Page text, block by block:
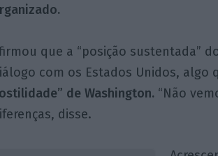
que a “posição sustentada”
com os Estados Unidos, algo
de Washington. “Não
disse.